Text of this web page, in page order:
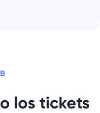
los tickets